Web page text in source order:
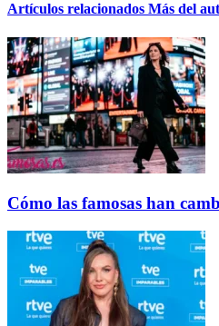
Artículos relacionados Más del
Cómo las famosas han